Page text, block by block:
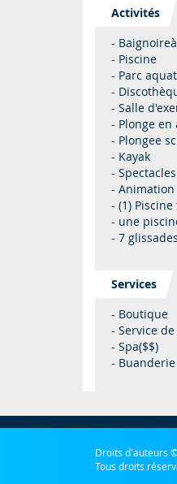
Activités
-
- Piscine
- Parc
-
- Salle
- Plonge en
- Plongee
- Kayak
-
- Animation
- (1)
- une
- 7
Services
- Boutique
- Service
- Spa($$)
-
Droits d'auteurs
Tous droits